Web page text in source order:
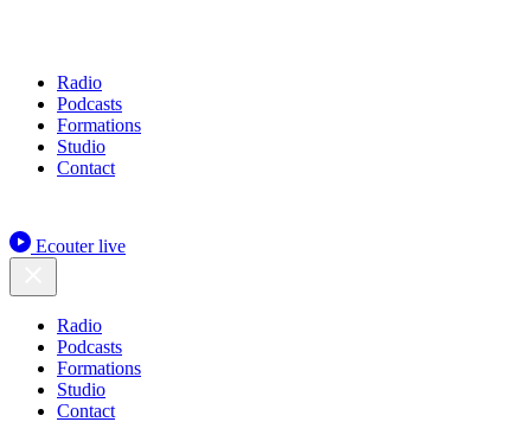
Radio
Podcasts
Formations
Studio
Contact
Ecouter live
Radio
Podcasts
Formations
Studio
Contact